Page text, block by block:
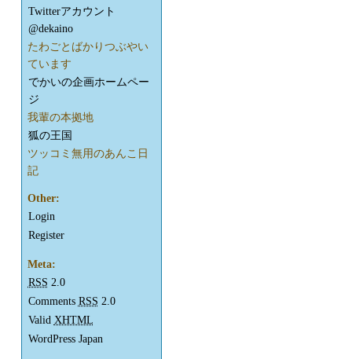
Twitterアカウント
@dekaino
たわごとばかりつぶやい
ています
でかいの企画ホームペー
ジ
我輩の本拠地
狐の王国
ツッコミ無用のあんこ日
記
Other:
Login
Register
Meta:
RSS 2.0
Comments RSS 2.0
Valid XHTML
WordPress Japan